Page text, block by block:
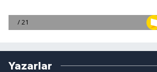
Yazarlar